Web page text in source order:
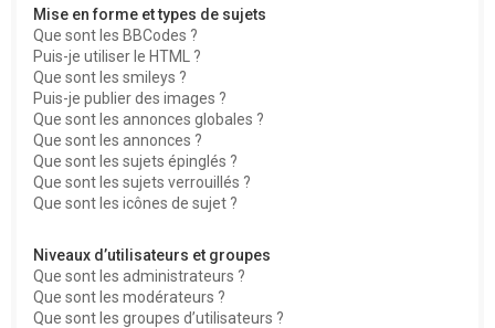
Mise en forme et types de sujets
Que sont les BBCodes ?
Puis-je utiliser le HTML ?
Que sont les smileys ?
Puis-je publier des images ?
Que sont les annonces globales ?
Que sont les annonces ?
Que sont les sujets épinglés ?
Que sont les sujets verrouillés ?
Que sont les icônes de sujet ?
Niveaux d’utilisateurs et groupes
Que sont les administrateurs ?
Que sont les modérateurs ?
Que sont les groupes d’utilisateurs ?